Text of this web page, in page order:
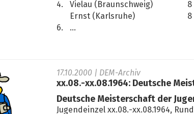
4.
Vielau (Braunschweig)
8
Ernst (Karlsruhe)
8
6.
...
17.10.2000 | DEM-Archiv
xx.08.-xx.08.1964: Deutsche
Deutsche Meisterschaft der
Jugendeinzel xx.08.-xx.08.1964,